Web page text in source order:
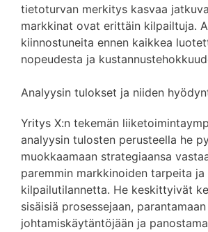
tietoturvan merkitys kasvaa
markkinat ovat erittäin kilpailtuja.
kiinnostuneita ennen kaikkea
nopeudesta ja
Analyysin tulokset ja niiden
Yritys X:n tekemän
analyysin tulosten perusteella he
muokkaamaan strategiaansa
paremmin markkinoiden tarpeita ja
kilpailutilannetta. He keskittyivät
sisäisiä prosessejaan, parantamaan
johtamiskäytäntöjään ja